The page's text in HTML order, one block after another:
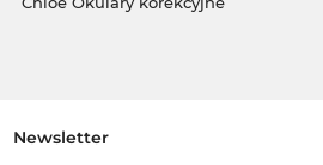
Newsletter